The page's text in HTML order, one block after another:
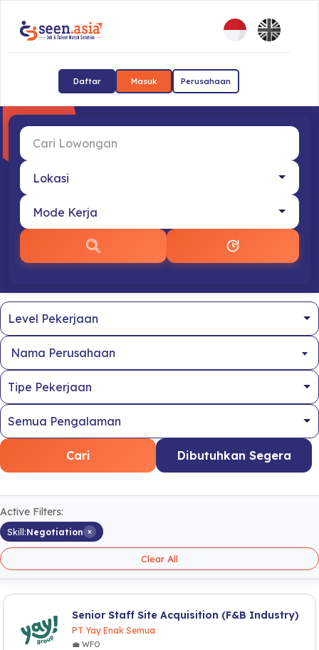
Daftar Masuk Perusahaan
Nama Perusahaan
Cari Dibutuhkan Segera
Active Filters:
Skill:Negotiation ×
Clear All
Senior Staff Site Acquisition (F&B Industry)
PT Yay Enak Semua
💼 WFO